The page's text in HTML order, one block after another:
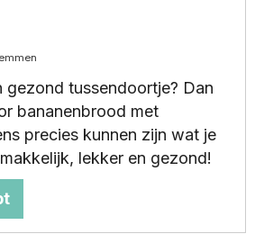
gezond tussendoortje? Dan
bananenbrood met
precies kunnen zijn wat je
lekker en gezond!